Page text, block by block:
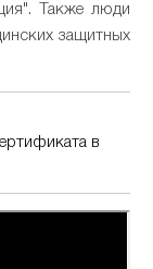
Также люди
защитных
в